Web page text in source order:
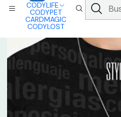
CODYLIFE
CODYPET
CARDMAGIC
CODYLOST